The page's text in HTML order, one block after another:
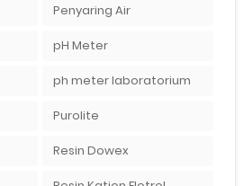
Penyaring Air
pH Meter
ph meter laboratorium
Purolite
Resin Dowex